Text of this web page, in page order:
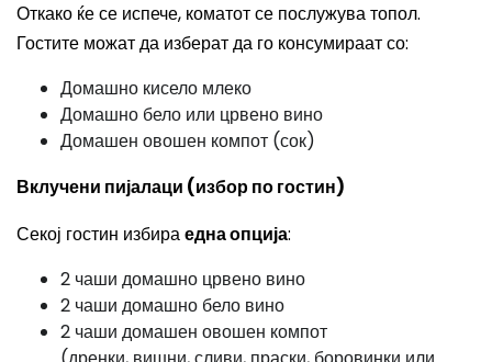
Откако ќе се испече, коматот се послужува топол.
Гостите можат да изберат да го консумираат со:
Домашно кисело млеко
Домашно бело или црвено вино
Домашен овошен компот (сок)
Вклучени пијалаци (избор по гостин)
Секој гостин избираедна опција:
2 чаши домашно црвено вино
2 чаши домашно бело вино
2 чаши домашен овошен компот